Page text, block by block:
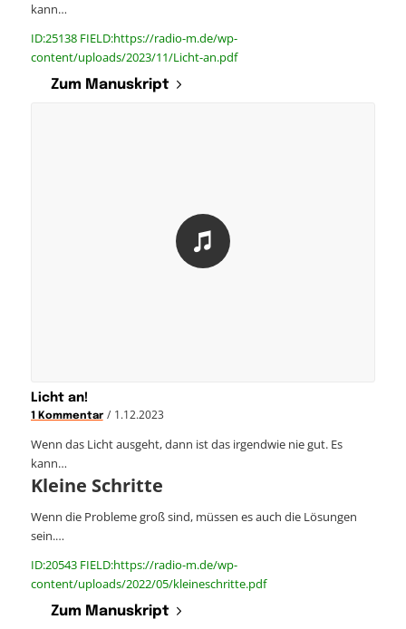
kann…
ID:25138 FIELD:https://radio-m.de/wp-
content/uploads/2023/11/Licht-an.pdf
Zum Manuskript
Licht an!
1 Kommentar / 1.12.2023
Wenn das Licht ausgeht, dann ist das irgendwie nie gut. Es
kann…
Kleine Schritte
Wenn die Probleme groß sind, müssen es auch die Lösungen
sein.…
ID:20543 FIELD:https://radio-m.de/wp-
content/uploads/2022/05/kleineschritte.pdf
Zum Manuskript